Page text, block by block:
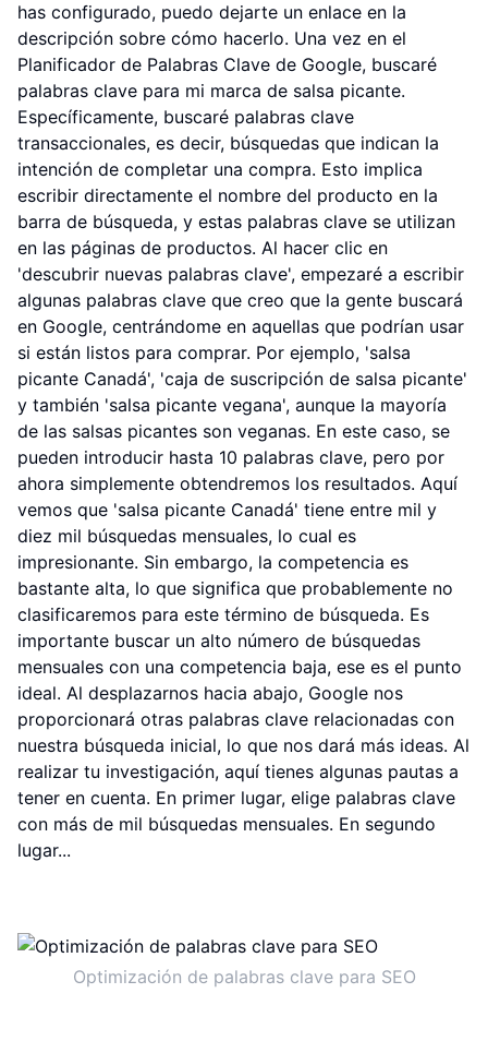
has configurado, puedo dejarte un enlace en la
descripción sobre cómo hacerlo. Una vez en el
Planificador de Palabras Clave de Google, buscaré
palabras clave para mi marca de salsa picante.
Específicamente, buscaré palabras clave
transaccionales, es decir, búsquedas que indican la
intención de completar una compra. Esto implica
escribir directamente el nombre del producto en la
barra de búsqueda, y estas palabras clave se utilizan
en las páginas de productos. Al hacer clic en
'descubrir nuevas palabras clave', empezaré a escribir
algunas palabras clave que creo que la gente buscará
en Google, centrándome en aquellas que podrían usar
si están listos para comprar. Por ejemplo, 'salsa
picante Canadá', 'caja de suscripción de salsa picante'
y también 'salsa picante vegana', aunque la mayoría
de las salsas picantes son veganas. En este caso, se
pueden introducir hasta 10 palabras clave, pero por
ahora simplemente obtendremos los resultados. Aquí
vemos que 'salsa picante Canadá' tiene entre mil y
diez mil búsquedas mensuales, lo cual es
impresionante. Sin embargo, la competencia es
bastante alta, lo que significa que probablemente no
clasificaremos para este término de búsqueda. Es
importante buscar un alto número de búsquedas
mensuales con una competencia baja, ese es el punto
ideal. Al desplazarnos hacia abajo, Google nos
proporcionará otras palabras clave relacionadas con
nuestra búsqueda inicial, lo que nos dará más ideas. Al
realizar tu investigación, aquí tienes algunas pautas a
tener en cuenta. En primer lugar, elige palabras clave
con más de mil búsquedas mensuales. En segundo
lugar...
Optimización de palabras clave para SEO